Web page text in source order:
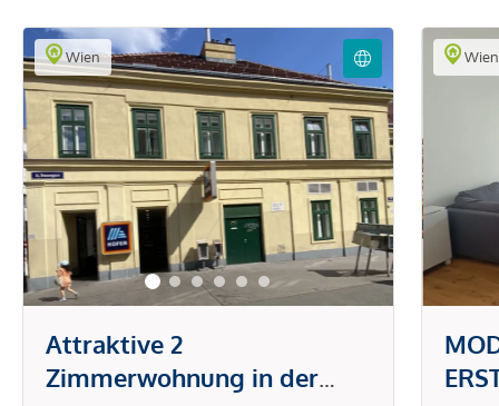
Wien
Attraktive 2
Zimmerwohnung in der
Wien